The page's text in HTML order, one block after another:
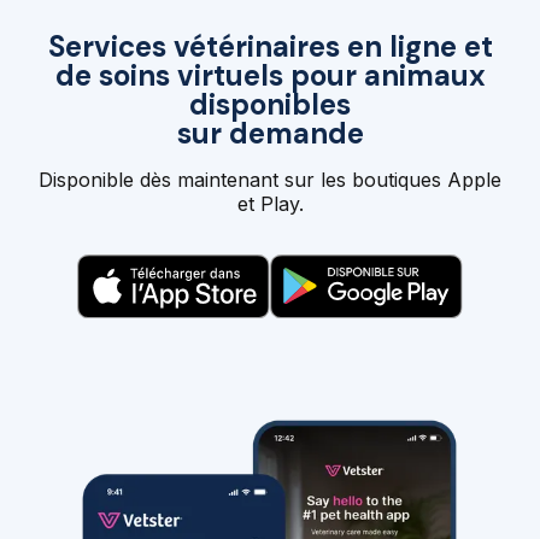
Services vétérinaires en ligne et
de soins virtuels pour animaux
disponibles
sur demande
Disponible dès maintenant sur les boutiques Apple
et Play.